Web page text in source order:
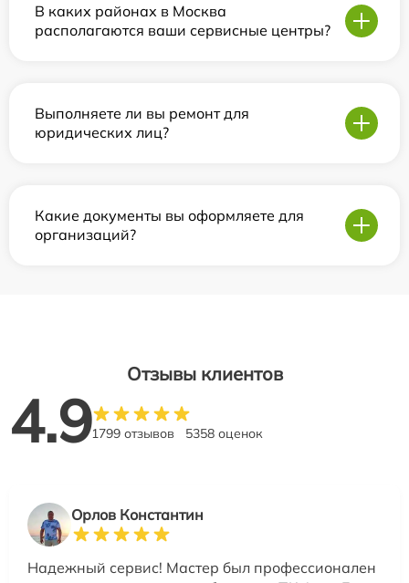
В каких районах в Москва
располагаются ваши сервисные центры?
Выполняете ли вы ремонт для
юридических лиц?
Какие документы вы оформляете для
организаций?
Отзывы клиентов
4.91799 отзывов 5358 оценок
Орлов Константин
Надежный сервис! Мастер был профессионален